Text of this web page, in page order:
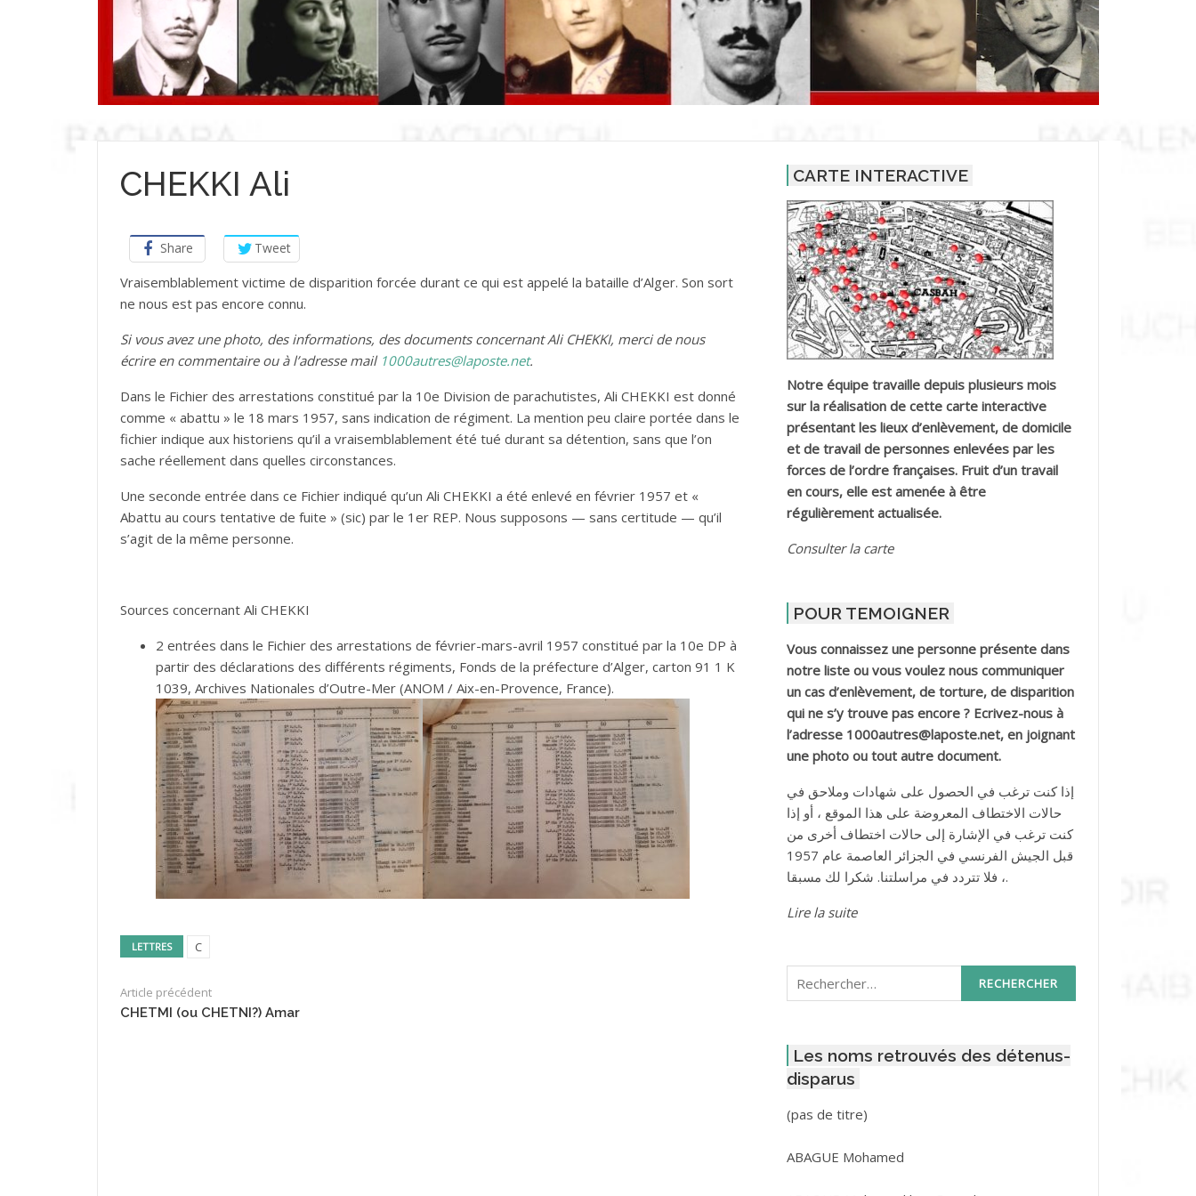
CHEKKI Ali
Share Tweet
Vraisemblablement victime de disparition forcée durant ce qui est appelé la bataille d’Alger. Son sort
ne nous est pas encore connu.
Si vous avez une photo, des informations, des documents concernant Ali CHEKKI, merci de nous
écrire en commentaire ou à l’adresse mail 1000autres@laposte.net.
Dans le Fichier des arrestations constitué par la 10e Division de parachutistes, Ali CHEKKI est donné
comme « abattu » le 18 mars 1957, sans indication de régiment. La mention peu claire portée dans le
fichier indique aux historiens qu’il a vraisemblablement été tué durant sa détention, sans que l’on
sache réellement dans quelles circonstances.
Une seconde entrée dans ce Fichier indiqué qu’un Ali CHEKKI a été enlevé en février 1957 et «
Abattu au cours tentative de fuite » (sic) par le 1er REP. Nous supposons — sans certitude — qu’il
s’agit de la même personne.
Sources concernant Ali CHEKKI
2 entrées dans le Fichier des arrestations de février-mars-avril 1957 constitué par la 10e DP à
partir des déclarations des différents régiments, Fonds de la préfecture d’Alger, carton 91 1 K
1039, Archives Nationales d’Outre-Mer (ANOM / Aix-en-Provence, France).
LETTRES C
Article précédent
CHETMI (ou CHETNI?) Amar
CARTE INTERACTIVE
Notre équipe travaille depuis plusieurs mois
sur la réalisation de cette carte interactive
présentant les lieux d’enlèvement, de domicile
et de travail de personnes enlevées par les
forces de l’ordre françaises. Fruit d’un travail
en cours, elle est amenée à être
régulièrement actualisée.
Consulter la carte
POUR TEMOIGNER
Vous connaissez une personne présente dans
notre liste ou vous voulez nous communiquer
un cas d’enlèvement, de torture, de disparition
qui ne s’y trouve pas encore ? Ecrivez-nous à
l’adresse 1000autres@laposte.net, en joignant
une photo ou tout autre document.
إذا كنت ترغب في الحصول على شهادات وملاحق في
حالات الاختطاف المعروضة على هذا الموقع ، أو إذا
كنت ترغب في الإشارة إلى حالات اختطاف أخرى من
قبل الجيش الفرنسي في الجزائر العاصمة عام 1957
، فلا تتردد في مراسلتنا. شكرا لك مسبقا.
Lire la suite
Rechercher :
Les noms retrouvés des détenus-
disparus
(pas de titre)Post
3416
ABAGUE Mohamed